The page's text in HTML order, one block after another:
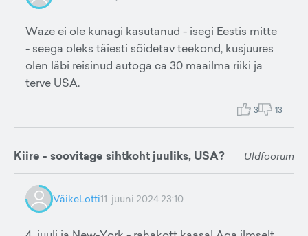
Waze ei ole kunagi kasutanud - isegi Eestis mitte
- seega oleks täiesti sõidetav teekond, kusjuures
olen läbi reisinud autoga ca 30 maailma riiki ja
terve USA.
3 13
Kiire - soovitage sihtkoht juuliks, USA? Üldfoorum
VäikeLotti11. juuni 2024 23:10